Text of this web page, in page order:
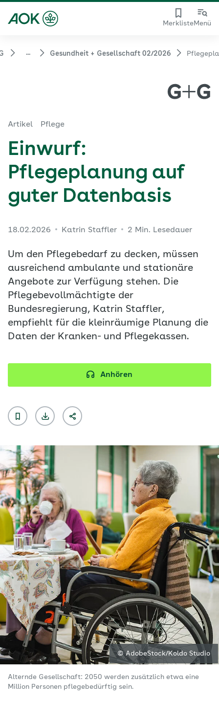
MerklisteMenü
... Gesundheit + Gesellschaft 02/2026
Artikel Pflege
Einwurf:
Pflegeplanung auf
guter Datenbasis
18.02.2026 Katrin Staffler 2 Min. Lesedauer
Um den Pflegebedarf zu decken, müssen
ausreichend ambulante und stationäre
Angebote zur Verfügung stehen. Die
Pflegebevollmächtigte der
Bundesregierung, Katrin Staffler,
empfiehlt für die kleinräumige Planung die
Daten der Kranken- und Pflegekassen.
Anhören
© AdobeStock/Koldo Studio
Alternde Gesellschaft: 2050 werden zusätzlich etwa eine
Million Personen pflegebedürftig sein.